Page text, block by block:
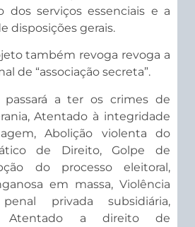
dos serviços essenciais e a
disposições gerais.
também revoga revoga a
de “associação secreta”.
passará a ter os crimes de
Atentado à integridade
Abolição violenta do
de Direito, Golpe de
do processo eleitoral,
em massa, Violência
privada subsidiária,
Atentado a direito de